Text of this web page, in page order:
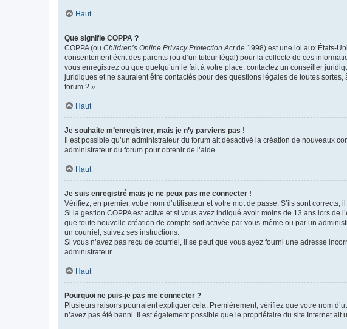
Haut
Que signifie COPPA ?
COPPA (ou Children’s Online Privacy Protection Actde 1998) est une loi aux États-
consentement écrit des parents (ou d’un tuteur légal) pour la collecte de ces
vous enregistrez ou que quelqu’un le fait à votre place, contactez un conseiller
juridiques et ne sauraient être contactés pour des questions légales de toutes
forum ? ».
Haut
Je souhaite m’enregistrer, mais je n’y parviens pas !
Il est possible qu’un administrateur du forum ait désactivé la création de nouveaux
administrateur du forum pour obtenir de l’aide.
Haut
Je suis enregistré mais je ne peux pas me connecter !
Vérifiez, en premier, votre nom d’utilisateur et votre mot de passe. S’ils sont corrects,
Si la gestion COPPA est active et si vous avez indiqué avoir moins de 13 ans lors
que toute nouvelle création de compte soit activée par vous-même ou par un
un courriel, suivez ses instructions.
Si vous n’avez pas reçu de courriel, il se peut que vous ayez fourni une adresse
administrateur.
Haut
Pourquoi ne puis-je pas me connecter ?
Plusieurs raisons pourraient expliquer cela. Premièrement, vérifiez que votre nom
n’avez pas été banni. Il est également possible que le propriétaire du site Internet ait